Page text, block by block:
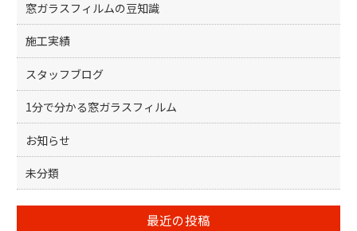
窓ガラスフィルムの豆知識
施工実績
スタッフブログ
1分で分かる窓ガラスフィルム
お知らせ
未分類
最近の投稿